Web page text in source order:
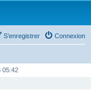
Connexion
S’enregistrer
05:42